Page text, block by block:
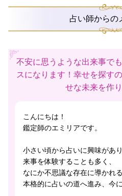
占い師からの
不安に思うような出来事で
スになります！幸せを探す
せな未来を作
こんにちは！
鑑定師のエミリアです。
小さい頃から占いに興味があ
来事を体験することも多く、
なにか不思議な存在に導かれ
本格的に占いの道へ進み、今